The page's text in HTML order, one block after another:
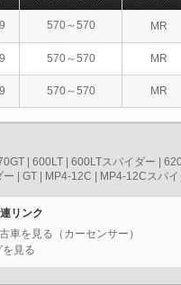
570～570 MR
570～570 MR
570～570 MR
600LT 600LTスパイダー
ー GT MP4-12C MP4-12Cスパイ
リンク
車を見る（カーセンサー）
見る